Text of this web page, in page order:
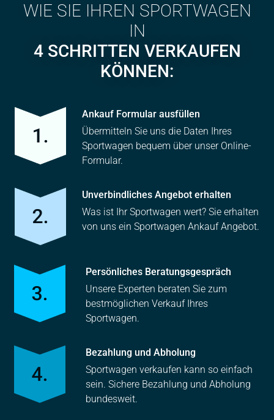
WIE SIE IHREN SPORTWAGEN
IN
4 SCHRITTEN VERKAUFEN
KÖNNEN:
Ankauf Formular ausfüllen
Übermitteln Sie uns die Daten Ihres
Sportwagen bequem über unser Online-
Formular.
Unverbindliches Angebot erhalten
Was ist Ihr Sportwagen wert? Sie erhalten
von uns ein Sportwagen Ankauf Angebot.
Persönliches Beratungsgespräch
Unsere Experten beraten Sie zum
bestmöglichen Verkauf Ihres
Sportwagen.
Bezahlung und Abholung
Sportwagen verkaufen kann so einfach
sein. Sichere Bezahlung und Abholung
bundesweit.